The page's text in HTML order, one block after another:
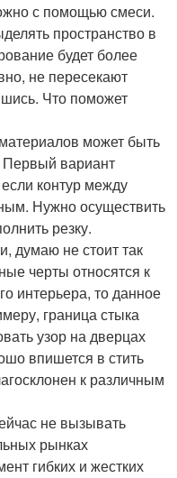
с помощью смеси.
пространство в
будет более
не пересекают
Что поможет
может быть
вариант
контур между
Нужно осуществить
резку.
думаю не стоит так
черты относятся к
интерьера, то данное
граница стыка
узор на дверцах
впишется в стить
к различным
не вызывать
рынках
гибких и жестких